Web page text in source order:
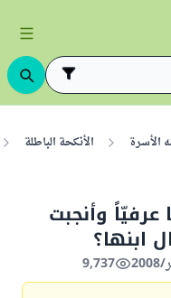
الأسرة الأنكحة الباطلة
وأنجبت
ابنها؟
9,737